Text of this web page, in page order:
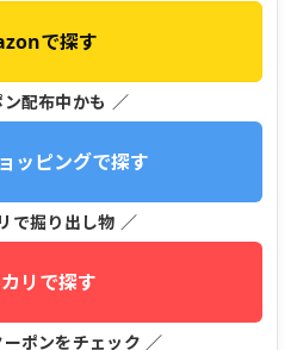
で探す
配布中かも ／
ッピングで探す
で掘り出し物 ／
リで探す
ポンをチェック ／